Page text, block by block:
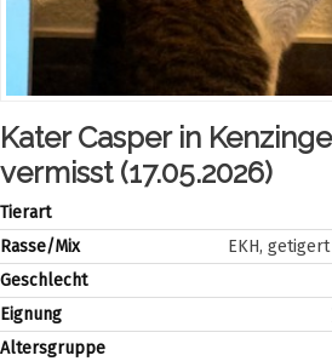
Kater Casper in
vermisst (17.05.2026)
Tierart
Rasse/Mix
EKH,
Geschlecht
Eignung
Altersgruppe